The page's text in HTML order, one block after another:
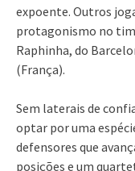
expoente. Outros
protagonismo no
Raphinha, do
(França).
Sem laterais de
optar por uma
defensores que
posições e um